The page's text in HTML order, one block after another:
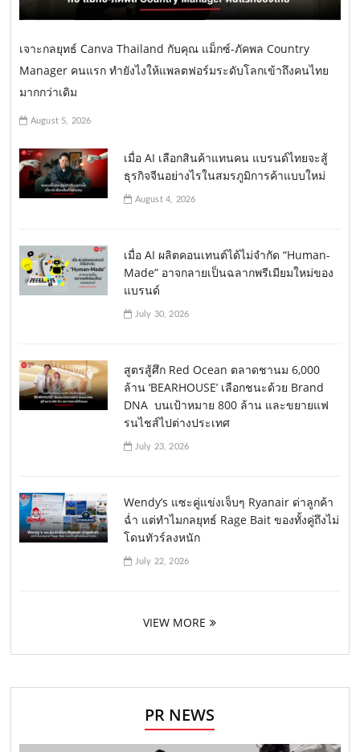
เจาะกลยุทธ์ Canva Thailand กับคุณ แม็กซ์-ภัคพล Country
Manager คนแรก ทำยังไงให้แพลตฟอร์มระดับโลกเข้าถึงคนไทย
มากกว่าเดิม
August 5, 2026
เมื่อ AI เลือกสินค้าแทนคน แบรนด์ไทยจะสู้
ธุรกิจจีนอย่างไรในสมรภูมิการค้าแบบใหม่
August 4, 2026
เมื่อ AI ผลิตคอนเทนต์ได้ไม่จำกัด “Human-
Made” อาจกลายเป็นฉลากพรีเมียมใหม่ของ
แบรนด์
July 30, 2026
สูตรสู้ศึก Red Ocean ตลาดชานม 6,000
ล้าน ‘BEARHOUSE’ เลือกชนะด้วย Brand
DNA บนเป้าหมาย 800 ล้าน และขยายแฟ
รนไชส์ไปต่างประเทศ
July 23, 2026
Wendy’s แซะคู่แข่งเจ็บๆ Ryanair ด่าลูกค้า
ฉ่ำ แต่ทำไมกลยุทธ์ Rage Bait ของทั้งคู่ถึงไม่
โดนทัวร์ลงหนัก
July 22, 2026
VIEW MORE
PR NEWS